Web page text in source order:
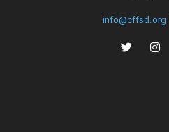
info@cffsd.org